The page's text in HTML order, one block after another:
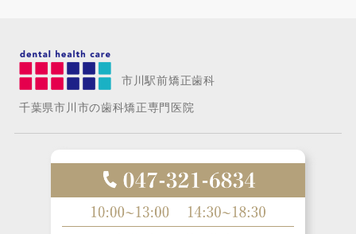
市川駅前矯正歯科
千葉県市川市の歯科矯正専門医院